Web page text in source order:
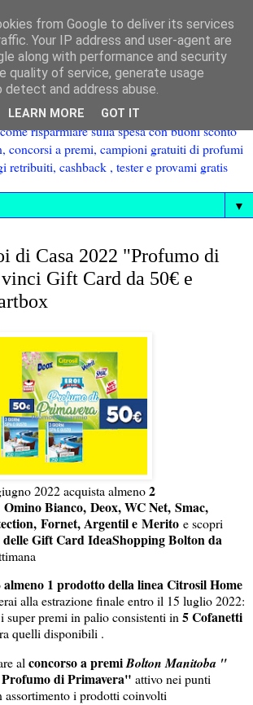
risparmiare sulla spesa con buoni sconto
concorsi a premi, campioni gratuiti di profumi
retribuiti, cashback , tester e provami gratis
▼
di Casa 2022 "Profumo di
Gift Card da 50€ e
2022 acquista almeno2
Omino Bianco, Deox, WC Net, Smac,
Fornet, Argentil e Merito e scopri
delle Gift Card IdeaShopping Bolton da
almeno 1 prodotto della linea Citrosil Home
alla estrazione finale entro il 15 luglio 2022:
super premi in palio consistenti in5 Cofanetti
quelli disponibili .
al concorso a premiBolton Manitoba "
di Primavera" attivo nei punti
assortimento i prodotti coinvolti
from Google to deliver its services
Your IP address and user-agent are
along with performance and security
quality of service, generate usage
and address abuse.
LEARN MORE GOT IT